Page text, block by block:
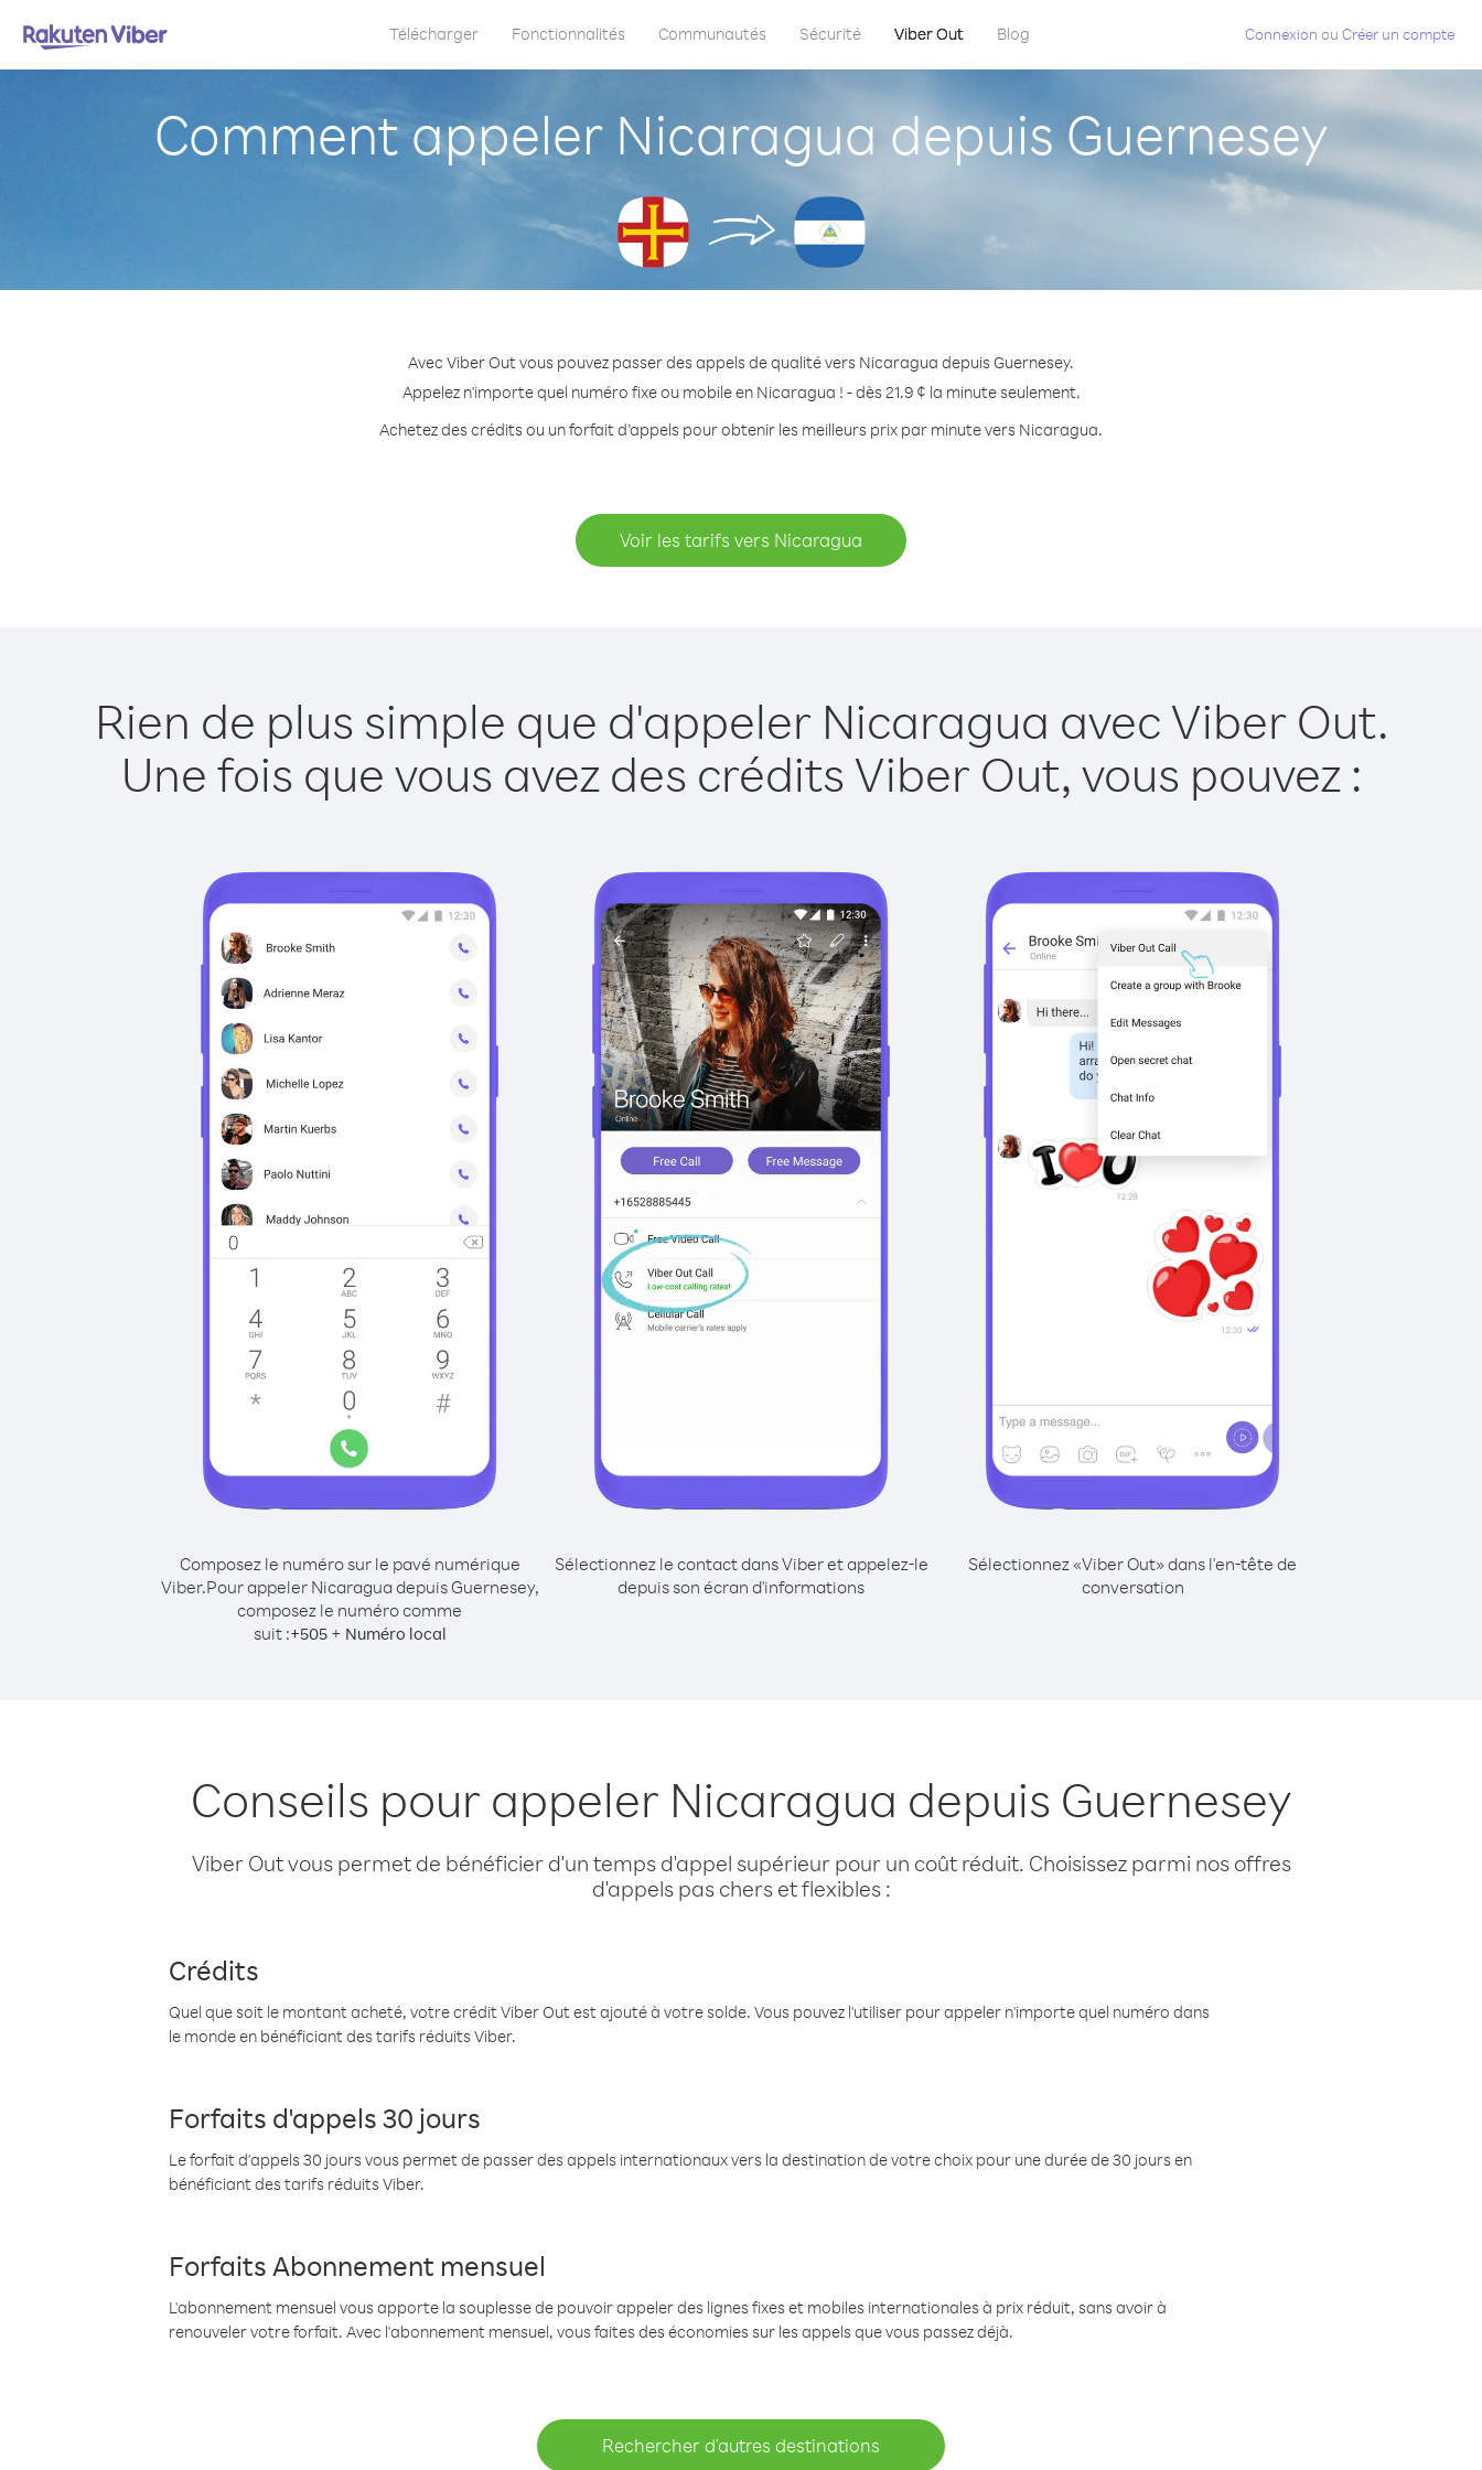
Télécharger Fonctionnalités Communautés Sécurité Viber Out Blog Connexion ou Créer un compte
Comment appeler Nicaragua depuis Guernesey
Avec Viber Out vous pouvez passer des appels de qualité vers Nicaragua depuis Guernesey.
Appelez n'importe quel numéro fixe ou mobile en Nicaragua ! - dès 21.9 ¢ la minute seulement.
Achetez des crédits ou un forfait d’appels pour obtenir les meilleurs prix par minute vers Nicaragua.
Voir les tarifs vers Nicaragua
Rien de plus simple que d'appeler Nicaragua avec Viber Out.
Une fois que vous avez des crédits Viber Out, vous pouvez :
Composez le numéro sur le pavé numérique
Viber.Pour appeler Nicaragua depuis Guernesey,
composez le numéro comme
suit :+505+ Numéro local
Sélectionnez le contact dans Viber et appelez-le
depuis son écran d'informations
Sélectionnez «Viber Out» dans l'en-tête de
conversation
Conseils pour appeler Nicaragua depuis Guernesey
Viber Out vous permet de bénéficier d'un temps d'appel supérieur pour un coût réduit. Choisissez parmi nos offres
d'appels pas chers et flexibles :
Crédits
Quel que soit le montant acheté, votre crédit Viber Out est ajouté à votre solde. Vous pouvez l'utiliser pour appeler n'importe quel numéro dans
le monde en bénéficiant des tarifs réduits Viber.
Forfaits d'appels 30 jours
Le forfait d'appels 30 jours vous permet de passer des appels internationaux vers la destination de votre choix pour une durée de 30 jours en
bénéficiant des tarifs réduits Viber.
Forfaits Abonnement mensuel
L'abonnement mensuel vous apporte la souplesse de pouvoir appeler des lignes fixes et mobiles internationales à prix réduit, sans avoir à
renouveler votre forfait. Avec l'abonnement mensuel, vous faites des économies sur les appels que vous passez déjà.
Rechercher d'autres destinations